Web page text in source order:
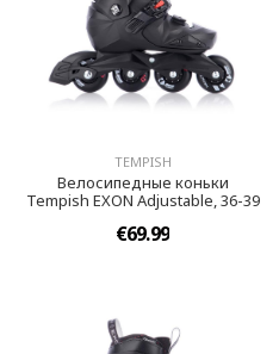
TEMPISH
Велосипедные коньки
Tempish EXON Adjustable, 36-39
€69.99